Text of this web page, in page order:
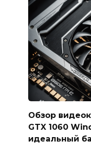
Обзор
GTX 1060
идеальный